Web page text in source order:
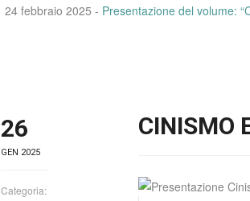
24 febbraio 2025 - Presentazione del volume:
26
GEN 2025
Categoria:
CINISMO